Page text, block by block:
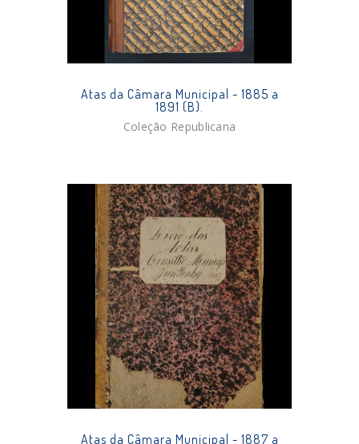
Atas da Câmara Municipal - 1885 a
1891 (B).
Coleção Republicana
Atas da Câmara Municipal - 1887 a